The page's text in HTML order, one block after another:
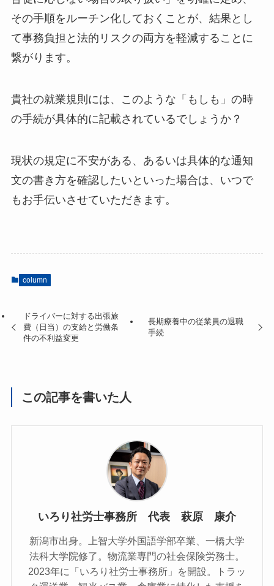
その手順をルーチン化しておくことが、結果とし
て事務負担と法的リスクの両方を軽減することに
繋がります。
貴社の就業規則には、このような「もしも」の時
の手続が具体的に記載されているでしょうか？
現状の規定に不安がある、あるいは具体的な通知
文の書き方を確認したいといった場合は、いつで
もお手伝いさせていただきます。
column
ドライバーに対する出張旅
費（日当）の支給と労働条
件の不利益変更
長期療養中の従業員の退職
手続
この記事を書いた人
いろり社労士事務所 代表 萩原 康介
新潟市出身。上智大学外国語学部卒業、一橋大学
法科大学院修了。物流業専門の社会保険労務士。
2023年に「いろり社労士事務所」を開設。トラッ